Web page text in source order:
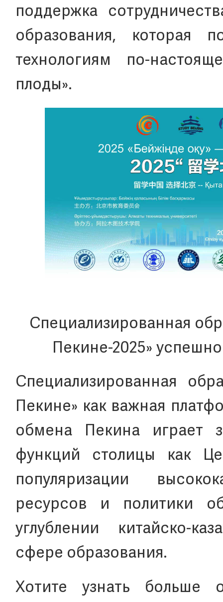
поддержка
образования, которая
технологиям по-
плоды».
Специализированная
Пекине-2025»
Специализированная
Пекине» как важная
обмена Пекина играет
функций столицы как
популяризации
ресурсов и политики
углублении китайско-
сфере образования.
Хотите узнать